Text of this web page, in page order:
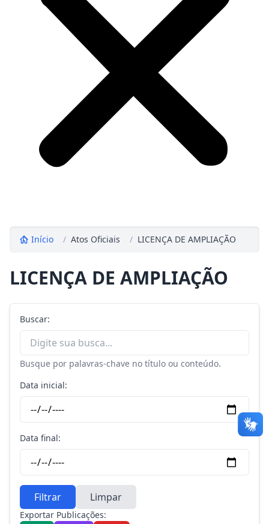
Início / Atos Oficiais / LICENÇA DE AMPLIAÇÃO
LICENÇA DE AMPLIAÇÃO
Buscar:
Busque por palavras-chave no título ou conteúdo.
Data inicial:
Data final:
Filtrar Limpar
Exportar Publicações: